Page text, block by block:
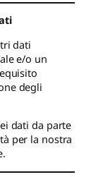
dati
e/o un
degli
dati da parte
per la nostra